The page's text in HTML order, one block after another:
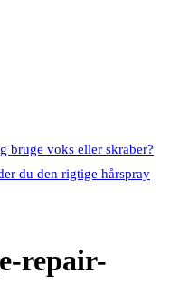
bruge voks eller skraber?
du den rigtige hårspray
repair-